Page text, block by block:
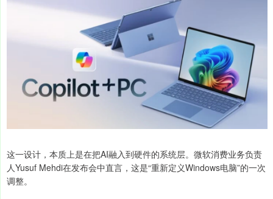
这一设计，本质上是在把AI融入到硬件的系统层。微软消费业务负责
人Yusuf Mehdi在发布会中直言，这是“重新定义Windows电脑”的一次
调整。